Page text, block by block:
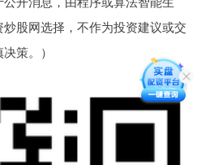
股网选择，不作为投资建议或交
策。）